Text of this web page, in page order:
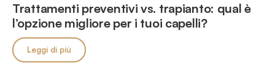
Trattamenti preventivi vs. trapianto: qual è
l’opzione migliore per i tuoi capelli?
Leggi di più